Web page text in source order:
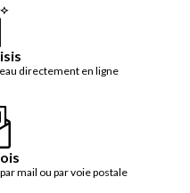
directement en ligne
mail ou par voie postale